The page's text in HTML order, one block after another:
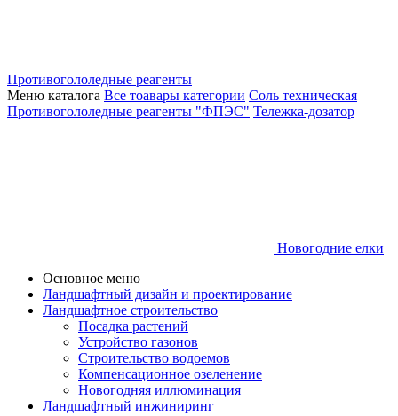
Противогололедные реагенты
Меню каталога Все тоавары категории Соль техническая
Противогололедные реагенты "ФПЭС" Тележка-дозатор
Новогодние елки
Основное меню
Ландшафтный дизайн и проектирование
Ландшафтное строительство
Посадка растений
Устройство газонов
Строительство водоемов
Компенсационное озеленение
Новогодняя иллюминация
Ландшафтный инжиниринг